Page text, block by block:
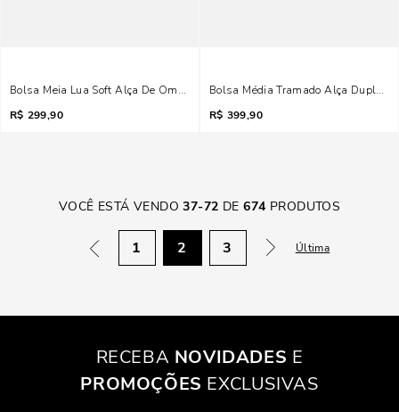
Bolsa Meia Lua Soft Alça De Ombro Bege Marfim
R$ 299,90
Bolsa Média Tramado Alça Dupla
R$ 399,90
VOCÊ ESTÁ VENDO 37-72 DE674 PRODUTOS
1 2 3 Última
RECEBA NOVIDADES E
PROMOÇÕES EXCLUSIVAS